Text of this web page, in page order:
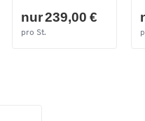
nur 239,00 €
pro St.